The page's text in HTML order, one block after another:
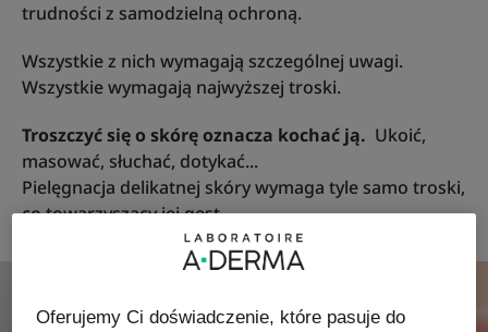
trudności z samodzielną ochroną.
Wszystkie z nich wymagają szczególnej uwagi.
Wszystkie wymagają najwyższej troski.
Troszczyć się o skórę oznacza kochać ją. Ukoić,
masować, słuchać, dotykać...
Pielęgnacja delikatnej skóry wymaga tyle samo troski,
co towarzyszący jej gest.
Oferujemy Ci doświadczenie, które pasuje do